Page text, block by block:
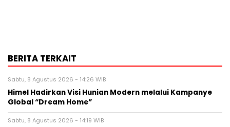
BERITA TERKAIT
Sabtu, 8 Agustus 2026 - 14:26 WIB
Himel Hadirkan Visi Hunian Modern melalui Kampanye
Global “Dream Home”
Sabtu, 8 Agustus 2026 - 14:19 WIB